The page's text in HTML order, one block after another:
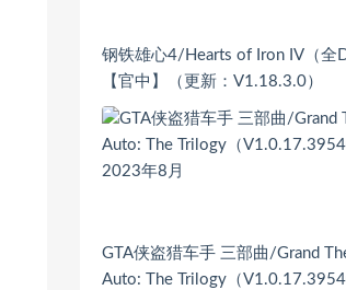
钢铁雄心4/Hearts of Iron IV（全
【官中】（更新：V1.18.3.0）
GTA侠盗猎车手 三部曲/Grand
Auto: The Trilogy（